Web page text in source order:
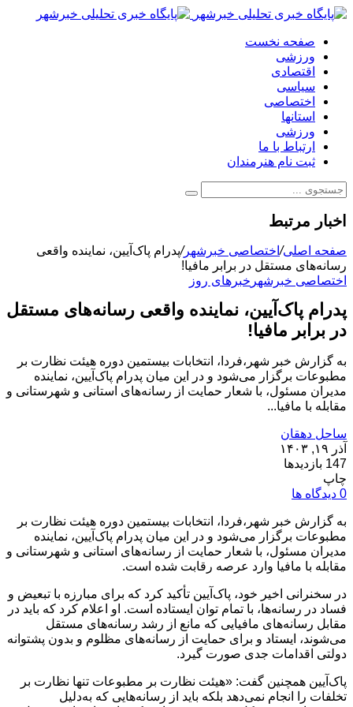
صفحه نخست
ورزشی
اقتصادی
سیاسی
اختصاصی
استانها
ورزشی
ارتباط با ما
ثبت نام هنرمندان
اخبار مرتبط
صفحه اصلی/اختصاصی خبرشهر/پدرام پاک‌آیین، نماینده واقعی
رسانه‌های مستقل در برابر مافیا!
اختصاصی خبرشهر خبرهای روز
پدرام پاک‌آیین، نماینده واقعی رسانه‌های مستقل
در برابر مافیا!
به گزارش خبر شهر،فردا، انتخابات بیستمین دوره هیئت نظارت بر
مطبوعات برگزار می‌شود و در این میان پدرام پاک‌آیین، نماینده
مدیران مسئول، با شعار حمایت از رسانه‌های استانی و شهرستانی و
مقابله با مافیا...
ساحل دهقان
آذر ۱۹, ۱۴۰۳
147 بازدیدها
چاپ
0 دیدگاه ها
به گزارش خبر شهر،فردا، انتخابات بیستمین دوره هیئت نظارت بر
مطبوعات برگزار می‌شود و در این میان پدرام پاک‌آیین، نماینده
مدیران مسئول، با شعار حمایت از رسانه‌های استانی و شهرستانی و
مقابله با مافیا وارد عرصه رقابت شده است.
در سخنرانی اخیر خود، پاک‌آیین تأکید کرد که برای مبارزه با تبعیض و
فساد در رسانه‌ها، با تمام توان ایستاده است. او اعلام کرد که باید در
مقابل رسانه‌های مافیایی که مانع از رشد رسانه‌های مستقل
می‌شوند، ایستاد و برای حمایت از رسانه‌های مظلوم و بدون پشتوانه
دولتی اقدامات جدی صورت گیرد.
پاک‌آیین همچنین گفت: «هیئت نظارت بر مطبوعات تنها نظارت بر
تخلفات را انجام نمی‌دهد بلکه باید از رسانه‌هایی که به‌دلیل